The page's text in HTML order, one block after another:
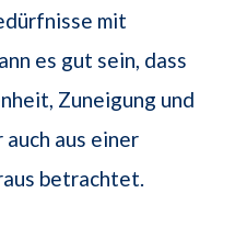
mit
es gut sein, dass
Zuneigung und
aus einer
betrachtet.